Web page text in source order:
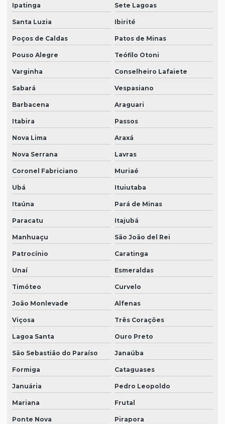
Ipatinga Sete Lagoas
Santa Luzia Ibirité
Poços de Caldas Patos de Minas
Pouso Alegre Teófilo Otoni
Varginha Conselheiro Lafaiete
Sabará Vespasiano
Barbacena Araguari
Itabira Passos
Nova Lima Araxá
Nova Serrana Lavras
Coronel Fabriciano Muriaé
Ubá Ituiutaba
Itaúna Pará de Minas
Paracatu Itajubá
Manhuaçu São João del Rei
Patrocínio Caratinga
Unaí Esmeraldas
Timóteo Curvelo
João Monlevade Alfenas
Viçosa Três Corações
Lagoa Santa Ouro Preto
São Sebastião do Paraíso Janaúba
Formiga Cataguases
Januária Pedro Leopoldo
Mariana Frutal
Ponte Nova Pirapora